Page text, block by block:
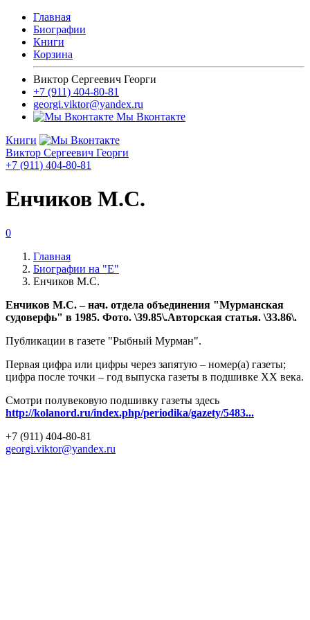
Главная
Биографии
Книги
Корзина
Виктор Сергеевич Георги
+7 (911) 404-80-81
georgi.viktor@yandex.ru
Мы Вконтакте
Книги
Виктор Сергеевич Георги
+7 (911) 404-80-81
Енчиков М.С.
0
Главная
Биографии на "Е"
Енчиков М.С.
Енчиков М.С. ­– нач. отдела объединения "Мурманская
судоверфь" в 1985. Фото. \39.85\.Авторская статья. \33.86\.
Публикации в газете "Рыбный Мурман".
Первая цифра или цифры через запятую – номер(а) газеты;
цифра после точки – год выпуска газеты в подшивке ХХ века.
Смотри полувековую подшивку газеты здесь
http://kolanord.ru/index.php/periodika/gazety/5483...
+7 (911) 404-80-81
georgi.viktor@yandex.ru